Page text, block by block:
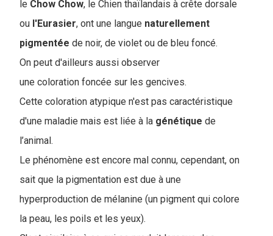
le Chow Chow, le Chien thaïlandais à crête dorsale
ou l'Eurasier, ont une langue naturellement
pigmentée de noir, de violet ou de bleu foncé.
On peut d'ailleurs aussi observer
une coloration foncée sur les gencives.
Cette coloration atypique n'est pas caractéristique
d'une maladie mais est liée à la génétique de
l’animal.
Le phénomène est encore mal connu, cependant, on
sait que la pigmentation est due à une
hyperproduction de mélanine (un pigment qui colore
la peau, les poils et les yeux).